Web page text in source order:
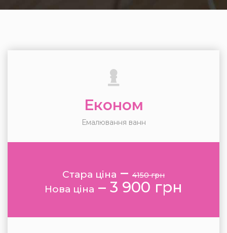
Економ
Емалювання ванн
Стара ціна – 4150 грн
Нова ціна – 3 900 грн